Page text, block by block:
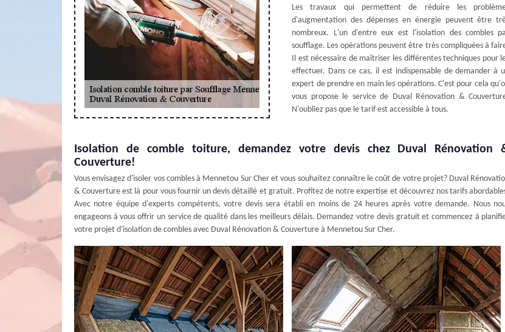
Les travaux qui permettent de réduire les
d'augmentation des dépenses en énergie peuvent être
nombreux. L'un d'entre eux est l'isolation des combles
soufflage. Les opérations peuvent être très compliquées à
Il est nécessaire de maîtriser les différentes techniques pour
effectuer. Dans ce cas, il est indispensable de demander à
expert de prendre en main les opérations. C'est pour cela
vous propose le service de Duval Rénovation &
N'oubliez pas que le tarif est accessible à tous.
Isolation de comble toiture, demandez votre devis chez Duval Rénovation
Couverture!
Vous envisagez d'isoler vos combles à Mennetou Sur Cher et vous souhaitez connaître le coût de votre projet? Duval
& Couverture est là pour vous fournir un devis détaillé et gratuit. Profitez de notre expertise et découvrez nos tarifs
Avec notre équipe d'experts compétents, votre devis sera établi en moins de 24 heures après votre demande. Nous
engageons à vous offrir un service de qualité dans les meilleurs délais. Demandez votre devis gratuit et commencez à
votre projet d'isolation de combles avec Duval Rénovation & Couverture à Mennetou Sur Cher.